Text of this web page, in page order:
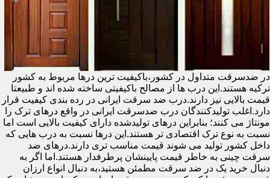
در ضدسرقت متداول در کشور،باکیفیت ترین درها مربوط به کشور
ترکیه هستند.این درب ها از مصالح باکیفیتی ساخته شده اند و طبیعتا
قیمت بالایی نیز دارند.درب ضد سرقت ایرانی در رده بندی کیفیت قرار
دارد.اغلب تولیدکنندگان درب ضدسرقت ایرانی در واقع درهای ترک را
مونتاژ می کنند؛ بنابراین درهای تولیدشده دارای کیفیت بالایی است اما
نسبت به نوع ترک اقتصادی تر هستند.این درها نسبت به درب هایی که
داخل کشور تولید می شوند قیمت مناسب تری دارند.درهای ضد
سرقت چینی به خاطر قیمت پایینشان پرطرفدار هستند.اما اگر به
دنبال خرید یک در ضد سرقت مطمئن هستید،به دنبال انواع ارزان